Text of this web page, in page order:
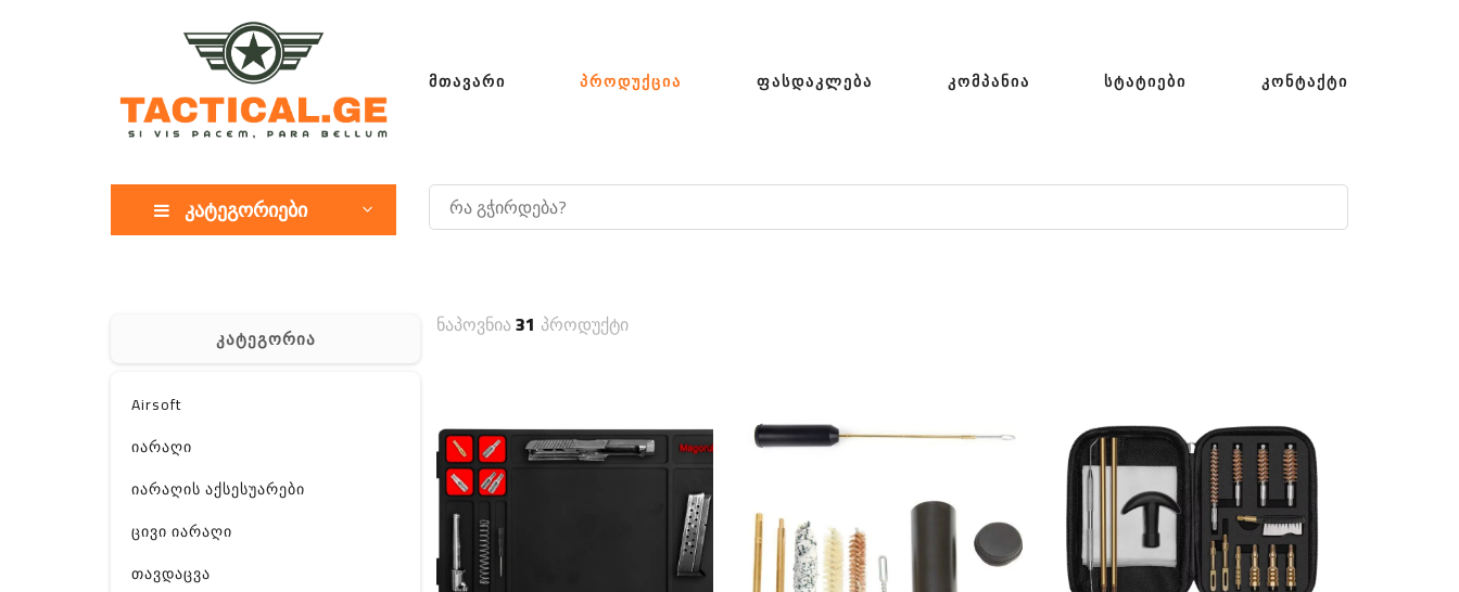
ᲛᲗᲐᲕᲐᲠᲘ ᲞᲠᲝᲓᲣᲥᲪᲘᲐ ᲤᲐᲡᲓᲐᲙᲚᲔᲑᲐ ᲙᲝᲛᲞᲐᲜᲘᲐ ᲡᲢᲐᲢᲘᲔᲑᲘ ᲙᲝᲜᲢᲐᲥᲢᲘ
კატეგორიები
კატეგორია
Airsoft
იარაღი
იარაღის აქსესუარები
ცივი იარაღი
თავდაცვა
ნაპოვნია31 პროდუქტი